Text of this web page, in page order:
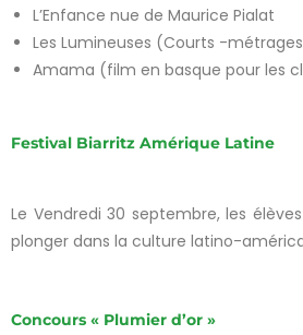
L’Enfance nue de Maurice Pialat
Les Lumineuses (Courts -
Amama (film en basque pour les
Festival Biarritz Amérique Latine
Le Vendredi 30 septembre, les
plonger dans la culture latino-
Concours « Plumier d’or »